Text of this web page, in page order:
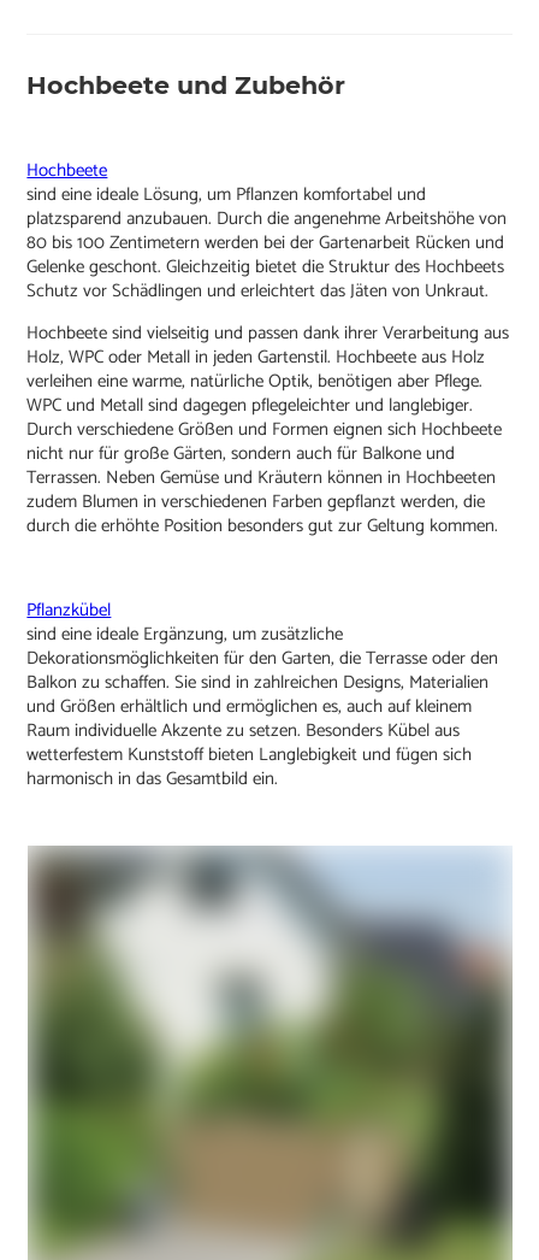
Hochbeete und Zubehör
Hochbeete
sind eine ideale Lösung, um Pflanzen komfortabel und
platzsparend anzubauen. Durch die angenehme Arbeitshöhe von
80 bis 100 Zentimetern werden bei der Gartenarbeit Rücken und
Gelenke geschont. Gleichzeitig bietet die Struktur des Hochbeets
Schutz vor Schädlingen und erleichtert das Jäten von Unkraut.
Hochbeete sind vielseitig und passen dank ihrer Verarbeitung aus
Holz, WPC oder Metall in jeden Gartenstil. Hochbeete aus Holz
verleihen eine warme, natürliche Optik, benötigen aber Pflege.
WPC und Metall sind dagegen pflegeleichter und langlebiger.
Durch verschiedene Größen und Formen eignen sich Hochbeete
nicht nur für große Gärten, sondern auch für Balkone und
Terrassen. Neben Gemüse und Kräutern können in Hochbeeten
zudem Blumen in verschiedenen Farben gepflanzt werden, die
durch die erhöhte Position besonders gut zur Geltung kommen.
Pflanzkübel
sind eine ideale Ergänzung, um zusätzliche
Dekorationsmöglichkeiten für den Garten, die Terrasse oder den
Balkon zu schaffen. Sie sind in zahlreichen Designs, Materialien
und Größen erhältlich und ermöglichen es, auch auf kleinem
Raum individuelle Akzente zu setzen. Besonders Kübel aus
wetterfestem Kunststoff bieten Langlebigkeit und fügen sich
harmonisch in das Gesamtbild ein.